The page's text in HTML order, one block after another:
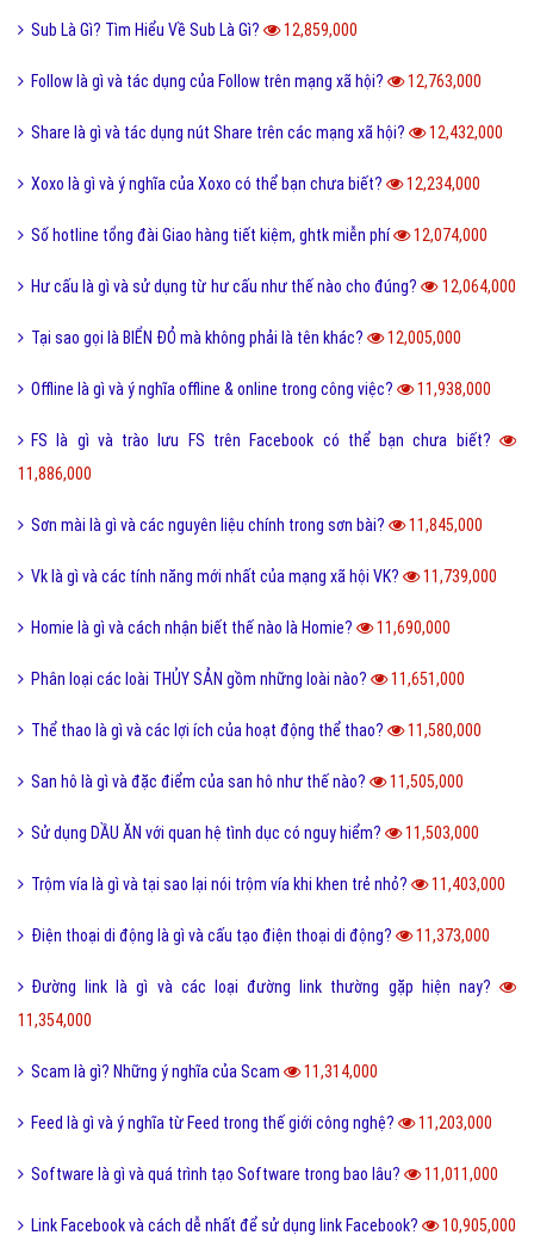
Sub Là Gì? Tìm Hiểu Về Sub Là Gì? 12,859,000
Follow là gì và tác dụng của Follow trên mạng xã hội? 12,763,000
Share là gì và tác dụng nút Share trên các mạng xã hội? 12,432,000
Xoxo là gì và ý nghĩa của Xoxo có thể bạn chưa biết? 12,234,000
Số hotline tổng đài Giao hàng tiết kiệm, ghtk miễn phí 12,074,000
Hư cấu là gì và sử dụng từ hư cấu như thế nào cho đúng? 12,064,000
Tại sao gọi là BIỂN ĐỎ mà không phải là tên khác? 12,005,000
Offline là gì và ý nghĩa offline & online trong công việc? 11,938,000
FS là gì và trào lưu FS trên Facebook có thể bạn chưa biết?
11,886,000
Sơn mài là gì và các nguyên liệu chính trong sơn bài? 11,845,000
Vk là gì và các tính năng mới nhất của mạng xã hội VK? 11,739,000
Homie là gì và cách nhận biết thế nào là Homie? 11,690,000
Phân loại các loài THỦY SẢN gồm những loài nào? 11,651,000
Thể thao là gì và các lợi ích của hoạt động thể thao? 11,580,000
San hô là gì và đặc điểm của san hô như thế nào? 11,505,000
Sử dụng DẦU ĂN với quan hệ tình dục có nguy hiểm? 11,503,000
Trộm vía là gì và tại sao lại nói trộm vía khi khen trẻ nhỏ? 11,403,000
Điện thoại di động là gì và cấu tạo điện thoại di động? 11,373,000
Đường link là gì và các loại đường link thường gặp hiện nay?
11,354,000
Scam là gì? Những ý nghĩa của Scam 11,314,000
Feed là gì và ý nghĩa từ Feed trong thế giới công nghệ? 11,203,000
Software là gì và quá trình tạo Software trong bao lâu? 11,011,000
Link Facebook và cách dễ nhất để sử dụng link Facebook? 10,905,000